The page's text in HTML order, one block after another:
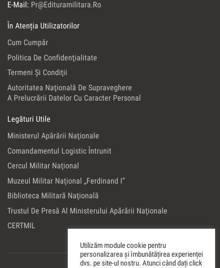
E-Mail: Pr@edituramilitara.ro
În Atenția Utilizatorilor
Cum Cumpăr
Politica De Confidenţialitate
Termeni Şi Condiţii
Autoritatea Naţională De Supraveghere
A Prelucrării Datelor Cu Caracter Personal
Legături Utile
Ministerul Apărării Naţionale
Comandamentul Logistic Întrunit
Cercul Militar Naţional
Muzeul Militar Naţional „Ferdinand I”
Biblioteca Militară Naţională
Trustul De Presă Al Ministerului Apărării Naţionale
CERTMIL
Utilizăm module cookie pentru
personalizarea și îmbunătățirea experienței
dvs. pe site-ul nostru. Atunci când dați click